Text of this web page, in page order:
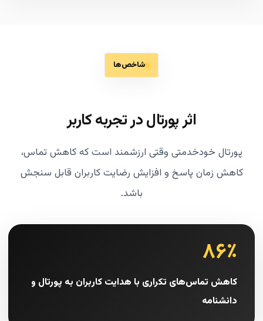
شاخص‌ها
اثر پورتال در تجربه کاربر
پورتال خودخدمتی وقتی ارزشمند است که کاهش تماس،
کاهش زمان پاسخ و افزایش رضایت کاربران قابل سنجش
باشد.
۸۶٪
کاهش تماس‌های تکراری با هدایت کاربران به پورتال و
دانشنامه